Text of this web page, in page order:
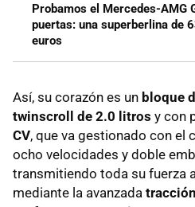
Probamos el Mercedes-AMG
puertas: una superberlina de
euros
Así, su corazón es un bloque
twinscroll de 2.0 litros y con
CV, que va gestionado con el
ocho velocidades y doble
transmitiendo toda su fuerza
mediante la avanzada